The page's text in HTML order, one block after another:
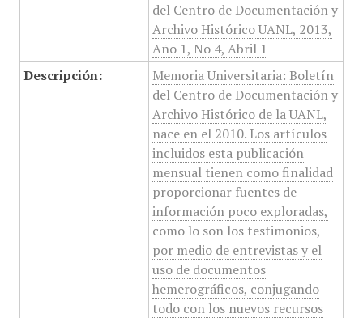
del Centro de Documentación y
Archivo Histórico UANL, 2013,
Año 1, No 4, Abril 1
Descripción:
Memoria Universitaria: Boletín
del Centro de Documentación y
Archivo Histórico de la UANL,
nace en el 2010. Los artículos
incluidos esta publicación
mensual tienen como finalidad
proporcionar fuentes de
información poco exploradas,
como lo son los testimonios,
por medio de entrevistas y el
uso de documentos
hemerográficos, conjugando
todo con los nuevos recursos